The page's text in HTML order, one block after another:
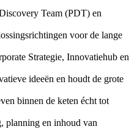
Team (PDT) en
voor de lange
Strategie, Innovatiehub en
ideeën en houdt de grote
binnen de keten écht tot
planning en inhoud van